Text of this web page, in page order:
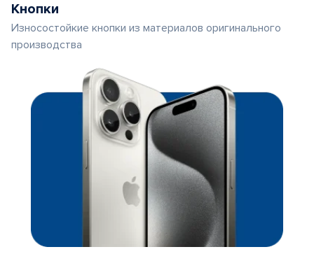
Кнопки
Износостойкие кнопки из материалов оригинального
производства